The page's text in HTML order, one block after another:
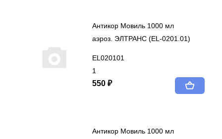
Антикор Мовиль 1000 мл
аэроз. ЭЛТРАНС (EL-0201.01)
EL020101
1
550 ₽
Антикор Мовиль 1000 мл